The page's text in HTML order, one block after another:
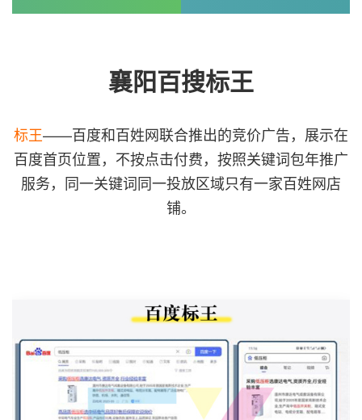
襄阳百搜标王
标王——百度和百姓网联合推出的竞价广告，展示在
百度首页位置，不按点击付费，按照关键词包年推广
服务，同一关键词同一投放区域只有一家百姓网店
铺。